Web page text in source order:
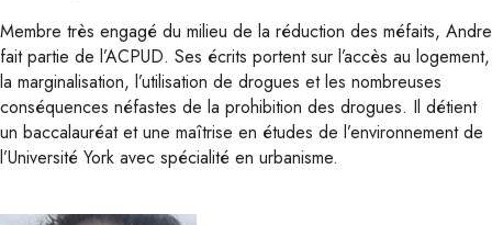
Membre très engagé du milieu de la réduction des méfaits, Andre
fait partie de l’ACPUD. Ses écrits portent sur l’accès au logement,
la marginalisation, l’utilisation de drogues et les nombreuses
conséquences néfastes de la prohibition des drogues. Il détient
un baccalauréat et une maîtrise en études de l’environnement de
l’Université York avec spécialité en urbanisme.